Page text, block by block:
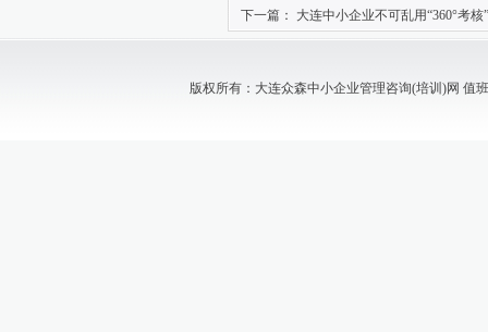
下一篇：
大连中小企业不可乱用“360°考核”
版权所有：大连众森中小企业管理咨询(培训)网 值